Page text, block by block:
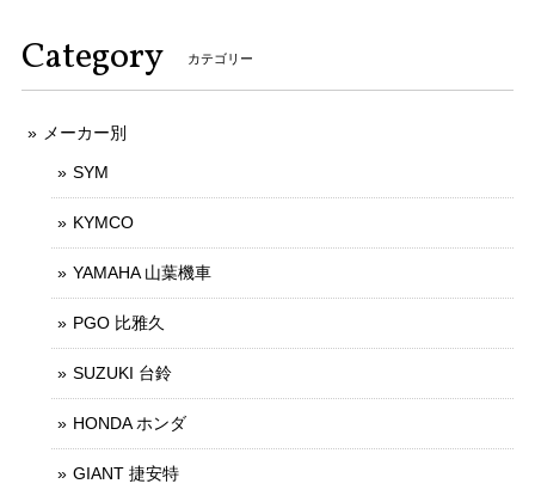
Category カテゴリー
メーカー別
SYM
KYMCO
YAMAHA 山葉機車
PGO 比雅久
SUZUKI 台鈴
HONDA ホンダ
GIANT 捷安特